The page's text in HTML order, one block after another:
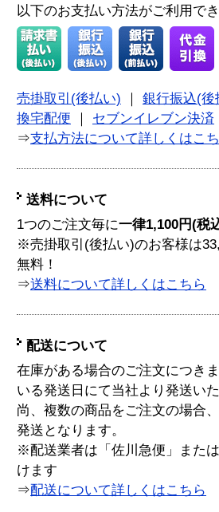
以下のお支払い方法がご利用で
売掛取引(後払い)
銀行振込(後
換宅配便
セブンイレブン決済
⇒支払方法について詳しくはこ
送料について
1つのご注文毎に一律1,100円(税
※売掛取引(後払い)のお客様は
無料！
⇒送料について詳しくはこちら
配送について
在庫がある場合のご注文につき
いる発送日にて当社より発送い
尚、複数の商品をご注文の場合
発送となります。
※配送業者は「佐川急便」また
けます
⇒配送について詳しくはこちら